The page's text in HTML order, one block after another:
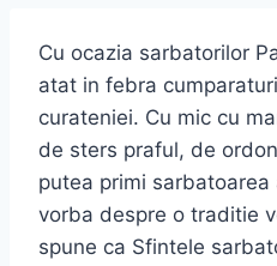
Cu ocazia sarbatorilor
atat in febra
curateniei. Cu mic cu
de sters praful, de
putea primi
vorba despre o traditie
spune ca Sfintele